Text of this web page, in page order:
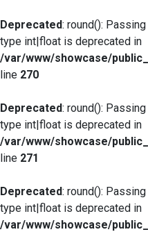
Deprecated: round():
type int|float is deprecated in
/var/www/showcase/
line 270
Deprecated: round():
type int|float is deprecated in
/var/www/showcase/
line 271
Deprecated: round():
type int|float is deprecated in
/var/www/showcase/